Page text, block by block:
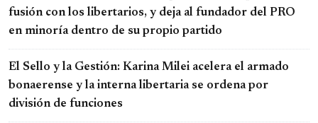
fusión con los libertarios, y deja al fundador del PRO
en minoría dentro de su propio partido
El Sello y la Gestión: Karina Milei acelera el armado
bonaerense y la interna libertaria se ordena por
división de funciones